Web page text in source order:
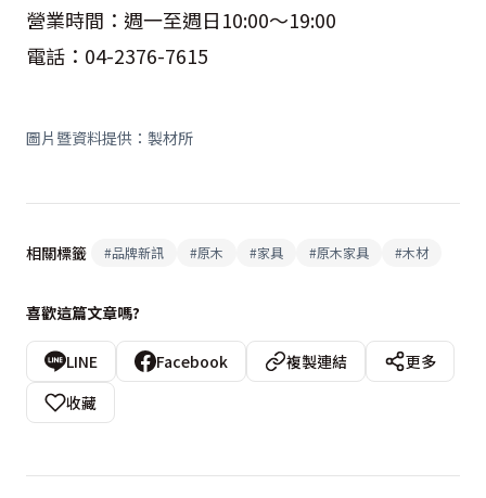
營業時間：週一至週日10:00～19:00
電話：04-2376-7615
圖片暨資料提供：製材所
相關標籤 #品牌新訊 #原木 #家具 #原木家具 #木材
喜歡這篇文章嗎?
LINE Facebook 複製連結
更多
收藏